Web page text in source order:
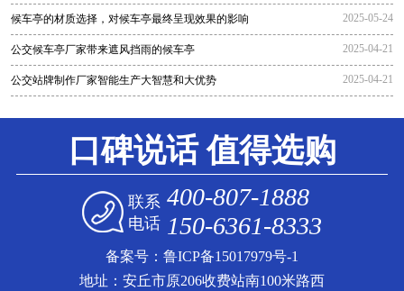
候车亭的材质选择，对候车亭最终呈现效果的影响 2025-05-24
公交候车亭厂家带来遮风挡雨的候车亭 2025-04-21
公交站牌制作厂家智能生产大智慧和大优势 2025-04-21
口碑说话 值得选购
联系
电话
400-807-1888
150-6361-8333
备案号： 鲁ICP备15017979号-1
地址：安丘市原206收费站南100米路西